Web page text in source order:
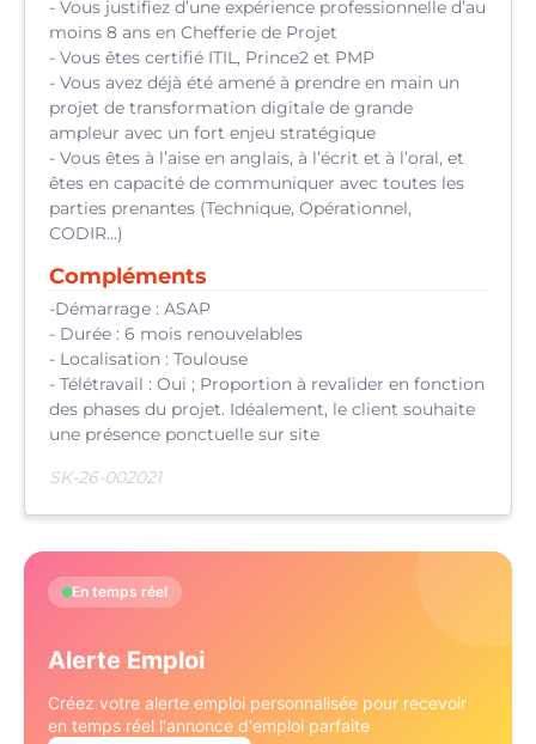
- Vous justifiez d’une expérience professionnelle d’au
moins 8 ans en Chefferie de Projet
- Vous êtes certifié ITIL, Prince2 et PMP
- Vous avez déjà été amené à prendre en main un
projet de transformation digitale de grande
ampleur avec un fort enjeu stratégique
- Vous êtes à l’aise en anglais, à l’écrit et à l’oral, et
êtes en capacité de communiquer avec toutes les
parties prenantes (Technique, Opérationnel,
CODIR…)
Compléments
-Démarrage : ASAP
- Durée : 6 mois renouvelables
- Localisation : Toulouse
- Télétravail : Oui ; Proportion à revalider en fonction
des phases du projet. Idéalement, le client souhaite
une présence ponctuelle sur site
SK-26-002021
En temps réel
Alerte Emploi
Créez votre alerte emploi personnalisée pour recevoir
en temps réel l'annonce d'emploi parfaite